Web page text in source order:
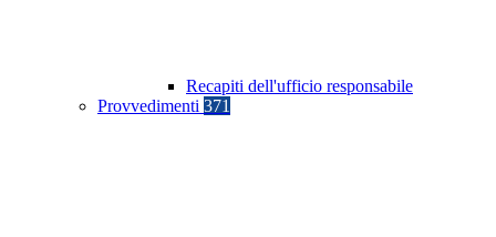
Recapiti dell'ufficio responsabile
Provvedimenti 371